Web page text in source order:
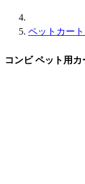
ペットカー
コンビ ペット用